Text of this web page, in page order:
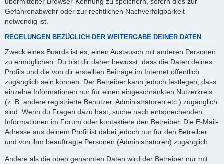
Gefahrenabwehr oder zur rechtlichen Nachverfolgbarkeit
notwendig ist.
REGELUNGEN BEZÜGLICH DER WEITERGABE DEINER DATEN
Zweck eines Boards ist es, einen Austausch mit anderen Personen
zu ermöglichen. Du bist dir daher bewusst, dass die Daten deines
Profils und die von dir erstellten Beiträge im Internet öffentlich
zugänglich sein können. Der Betreiber kann jedoch festlegen, dass
einzelne Informationen nur für einen eingeschränkten Nutzerkreis
(z. B. andere registrierte Benutzer, Administratoren etc.) zugänglich
sind. Wenn du Fragen dazu hast, suche nach entsprechenden
Informationen im Forum oder kontaktiere den Betreiber. Die E-Mail-
Adresse aus deinem Profil ist dabei jedoch nur für den Betreiber
und von ihm beauftragte Personen (Administratoren) zugänglich.
Andere als die oben genannten Daten wird der Betreiber nur mit